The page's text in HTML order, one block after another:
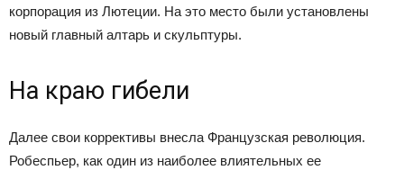
корпорация из Лютеции. На это место были установлены
новый главный алтарь и скульптуры.
На краю гибели
Далее свои коррективы внесла Французская революция.
Робеспьер, как один из наиболее влиятельных ее